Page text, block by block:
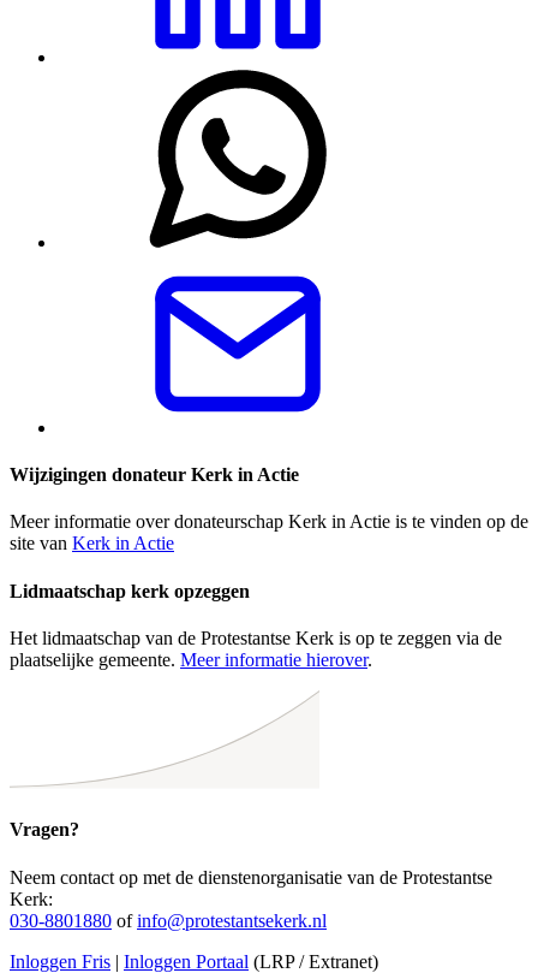
Wijzigingen donateur Kerk in Actie
Meer informatie over donateurschap Kerk in Actie is te vinden op de
site van Kerk in Actie
Lidmaatschap kerk opzeggen
Het lidmaatschap van de Protestantse Kerk is op te zeggen via de
plaatselijke gemeente. Meer informatie hierover.
Vragen?
Neem contact op met de dienstenorganisatie van de Protestantse
Kerk:
030-8801880 ofinfo@protestantsekerk.nl
Inloggen Fris | Inloggen Portaal (LRP / Extranet)